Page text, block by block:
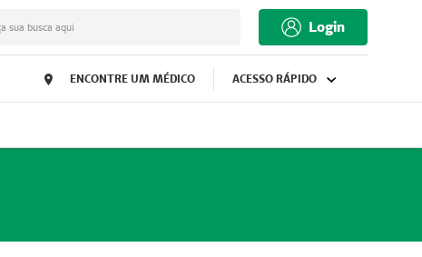
sua busca aqui Login
ENCONTRE UM MÉDICO ACESSO RÁPIDO